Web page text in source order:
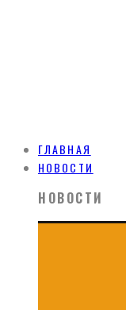
ГЛАВНАЯ
НОВОСТИ
НОВОСТИ